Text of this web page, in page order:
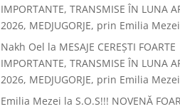
IMPORTANTE, TRANSMISE ÎN LUNA
2026, MEDJUGORJE, prin Emilia Mezei
Nakh Oel la MESAJE CEREȘTI FOARTE
IMPORTANTE, TRANSMISE ÎN LUNA
2026, MEDJUGORJE, prin Emilia Mezei
Emilia Mezei la S.O.S!!! NOVENĂ